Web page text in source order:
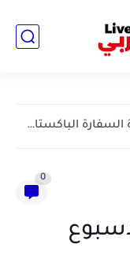
مصطفى جمال: ندوة السفارة الباكستانية حول كشمير تؤكد حرص إسلام...
0